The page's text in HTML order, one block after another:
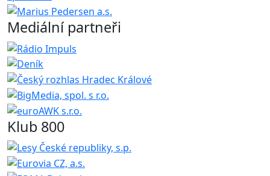
Mediální partneři
Klub 800